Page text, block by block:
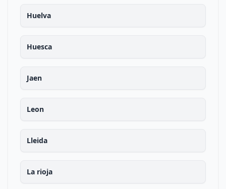
Huelva
Huesca
Jaen
Leon
Lleida
La rioja